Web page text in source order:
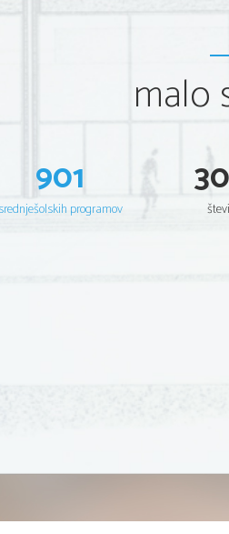
malo
901
srednješolskih programov